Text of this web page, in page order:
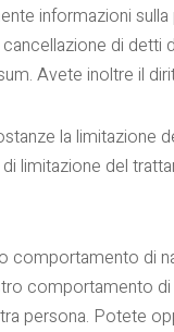
informazioni
di
Avete inoltre il
la
limitazione del
comportamento di
comportamento
persona. Potete